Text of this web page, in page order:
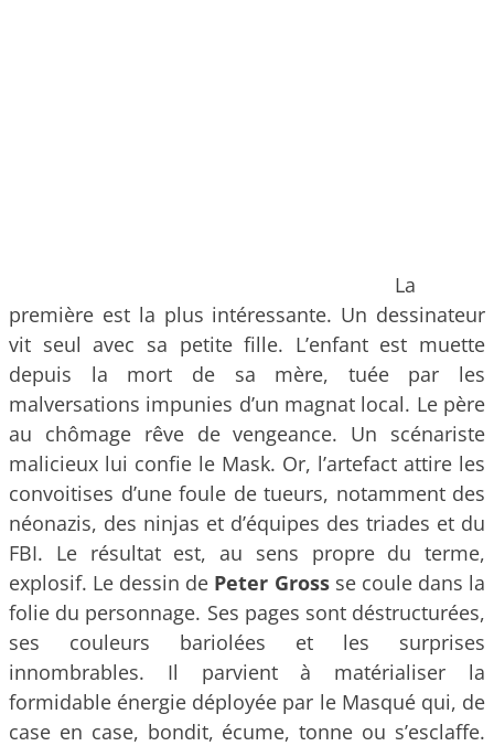
La
première est la plus intéressante. Un dessinateur
vit seul avec sa petite fille. L’enfant est muette
depuis la mort de sa mère, tuée par les
malversations impunies d’un magnat local. Le père
au chômage rêve de vengeance. Un scénariste
malicieux lui confie le Mask. Or, l’artefact attire les
convoitises d’une foule de tueurs, notamment des
néonazis, des ninjas et d’équipes des triades et du
FBI. Le résultat est, au sens propre du terme,
explosif. Le dessin de Peter Grossse coule dans la
folie du personnage. Ses pages sont déstructurées,
ses couleurs bariolées et les surprises
innombrables. Il parvient à matérialiser la
formidable énergie déployée par le Masqué qui, de
case en case, bondit, écume, tonne ou s’esclaffe.